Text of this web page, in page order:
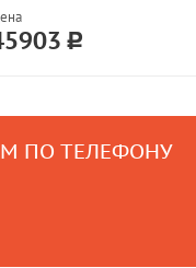
ПО ТЕЛЕФОНУ